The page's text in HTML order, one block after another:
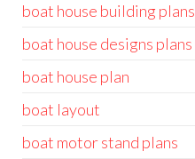
boat house building plans
boat house designs plans
boat house plan
boat layout
boat motor stand plans